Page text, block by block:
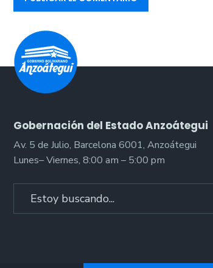
Gobernación del Estado Anzoátegui
Av. 5 de Julio, Barcelona 6001, Anzoátegui
Lunes– Viernes, 8:00 am – 5:00 pm